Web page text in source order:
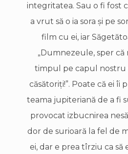
integritatea. Sau o fi fost
a vrut să o ia sora şi pe
film cu ei, iar
„Dumnezeule, sper că
timpul pe capul nostru
căsătoriţi!”. Poate că ei îi
teama jupiteriană de a fi
provocat izbucnirea
dor de surioară la fel de
ei, dar e prea tîrziu ca să